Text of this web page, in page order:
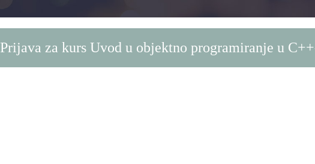
Prijava za kurs Uvod u objektno programiranje u